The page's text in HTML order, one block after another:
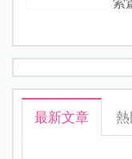
最新文章